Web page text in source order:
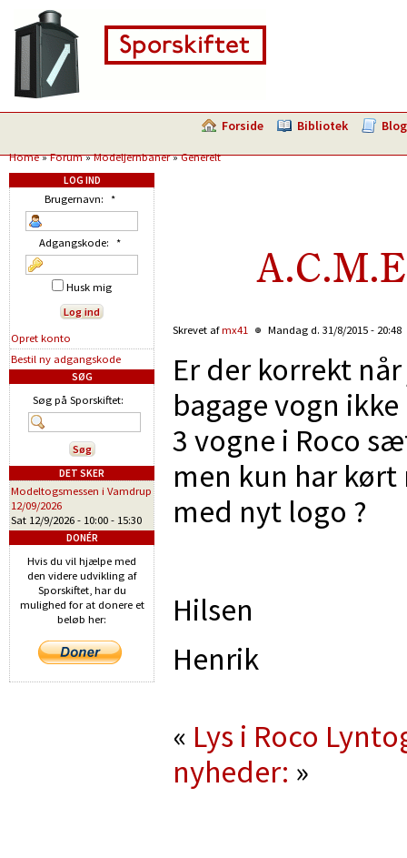
Forside Bibliotek Blog
Home»Forum»Modeljernbaner»Generelt
Skrevet afmx41 Mandag d. 31/8/2015 - 20:48
Er der korrekt
bagage vogn
3 vogne i Roco
men kun har
med nyt logo ?
Hilsen
Henrik
« Lys i Roco
nyheder: »
LOG IND
Brugernavn: *
Adgangskode: *
Husk mig
Opret konto
Bestil ny adgangskode
SØG
Søg på Sporskiftet:
DET SKER
Modeltogsmessen i Vamdrup
12/09/2026
Sat 12/9/2026 - 10:00 - 15:30
DONÉR
Hvis du vil hjælpe med
den videre udvikling af
Sporskiftet, har du
mulighed for at donere et
beløb her: